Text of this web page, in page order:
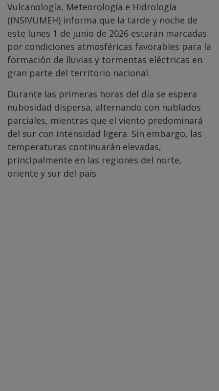
Vulcanología, Meteorología e Hidrología
(INSIVUMEH) informa que la tarde y noche de
este lunes 1 de junio de 2026 estarán marcadas
por condiciones atmosféricas favorables para la
formación de lluvias y tormentas eléctricas en
gran parte del territorio nacional.
Durante las primeras horas del día se espera
nubosidad dispersa, alternando con nublados
parciales, mientras que el viento predominará
del sur con intensidad ligera. Sin embargo, las
temperaturas continuarán elevadas,
principalmente en las regiones del norte,
oriente y sur del país.